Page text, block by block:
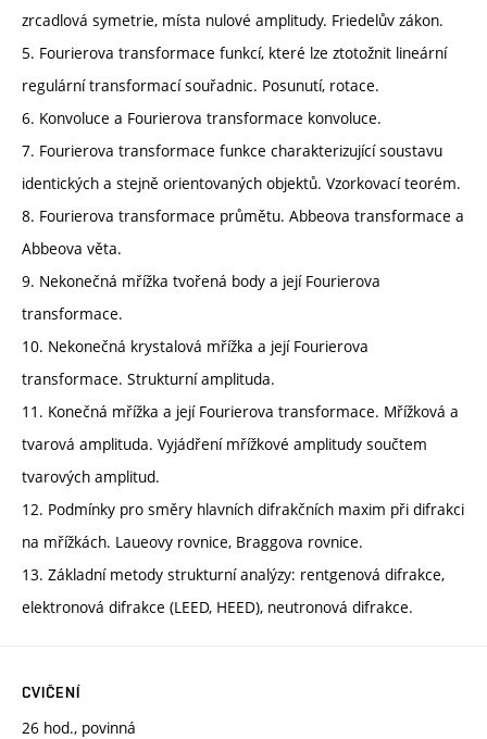
zrcadlová symetrie, místa nulové amplitudy. Friedelův zákon.
5. Fourierova transformace funkcí, které lze ztotožnit lineární
regulární transformací souřadnic. Posunutí, rotace.
6. Konvoluce a Fourierova transformace konvoluce.
7. Fourierova transformace funkce charakterizující soustavu
identických a stejně orientovaných objektů. Vzorkovací teorém.
8. Fourierova transformace průmětu. Abbeova transformace a
Abbeova věta.
9. Nekonečná mřížka tvořená body a její Fourierova
transformace.
10. Nekonečná krystalová mřížka a její Fourierova
transformace. Strukturní amplituda.
11. Konečná mřížka a její Fourierova transformace. Mřížková a
tvarová amplituda. Vyjádření mřížkové amplitudy součtem
tvarových amplitud.
12. Podmínky pro směry hlavních difrakčních maxim při difrakci
na mřížkách. Laueovy rovnice, Braggova rovnice.
13. Základní metody strukturní analýzy: rentgenová difrakce,
elektronová difrakce (LEED, HEED), neutronová difrakce.
CVIČENÍ
26 hod., povinná